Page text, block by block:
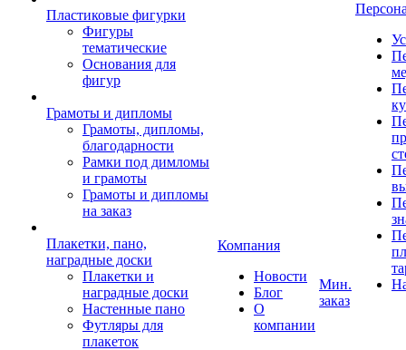
Пластиковые фигурки
Фигуры
тематические
Основания для
фигур
Грамоты и дипломы
Грамоты, дипломы,
благодарности
Рамки под димломы
и грамоты
Грамоты и дипломы
на заказ
Плакетки, пано,
наградные доски
Плакетки и
наградные доски
Настенные пано
Футляры для
плакеток
Компания
Новости
Блог
О
компании
Мин.
заказ